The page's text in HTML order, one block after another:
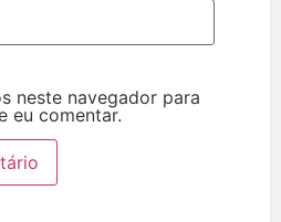
neste navegador para
eu comentar.